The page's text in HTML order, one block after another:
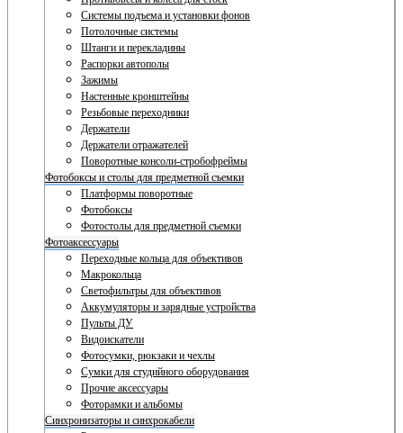
Системы подъема и установки фонов
Потолочные системы
Штанги и перекладины
Распорки автополы
Зажимы
Настенные кронштейны
Резьбовые переходники
Держатели
Держатели отражателей
Поворотные консоли-стробофреймы
Фотобоксы и столы для предметной съемки
Платформы поворотные
Фотобоксы
Фотостолы для предметной съемки
Фотоаксессуары
Переходные кольца для объективов
Макрокольца
Светофильтры для объективов
Аккумуляторы и зарядные устройства
Пульты ДУ
Видоискатели
Фотосумки, рюкзаки и чехлы
Сумки для студийного оборудования
Прочие аксессуары
Фоторамки и альбомы
Синхронизаторы и синхрокабели